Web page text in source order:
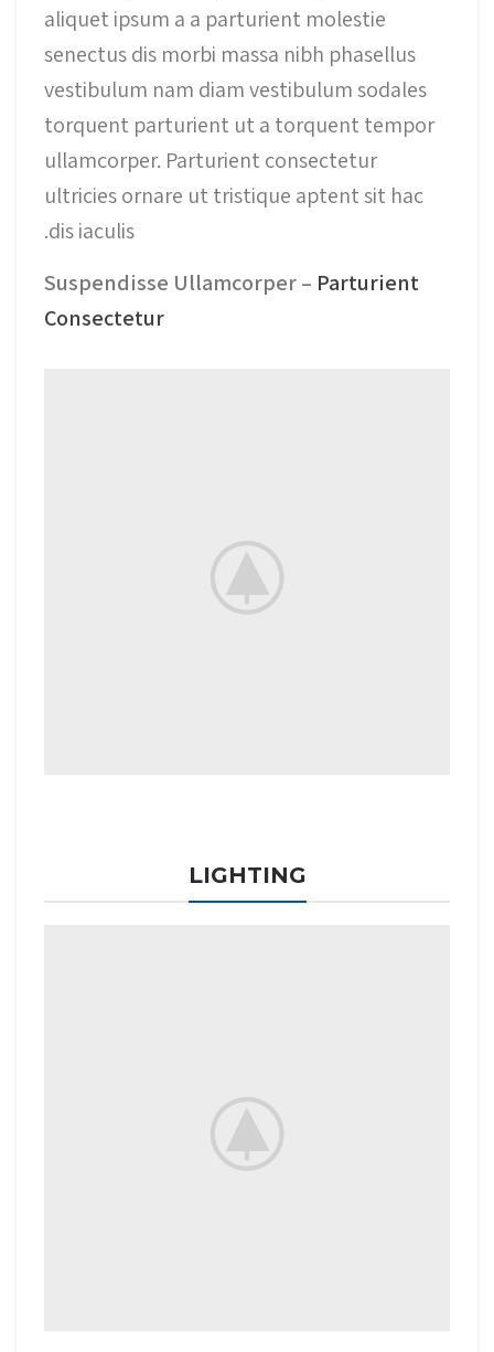
aliquet ipsum a a parturient molestie
senectus dis morbi massa nibh phasellus
vestibulum nam diam vestibulum sodales
torquent parturient ut a torquent tempor
ullamcorper. Parturient consectetur
ultricies ornare ut tristique aptent sit hac
dis iaculis.
Suspendisse Ullamcorper – Parturient
Consectetur
LIGHTING